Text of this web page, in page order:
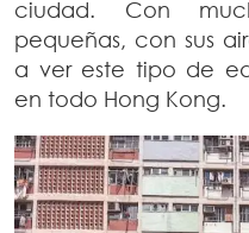
ciudad. Con
pequeñas, con sus
a ver este tipo de
en todo Hong Kong.